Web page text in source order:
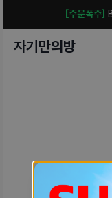
[주문폭주]
자기만의방